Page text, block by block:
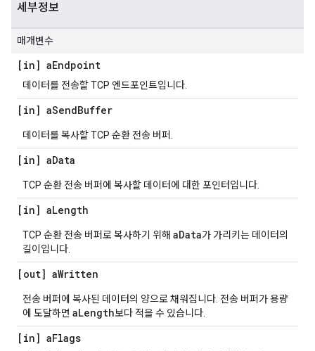
세부정보
매개변수
[in] aEndpoint
데이터를 전송할 TCP 엔드포인트입니다.
[in] aSendBuffer
데이터를 복사할 TCP 순환 전송 버퍼.
[in] aData
TCP 순환 전송 버퍼에 복사할 데이터에 대한 포인터입니다.
[in] aLength
TCP 순환 전송 버퍼로 복사하기 위해 aData가 가리키는 데이터의
길이입니다.
[out] aWritten
전송 버퍼에 복사된 데이터의 양으로 채워집니다. 전송 버퍼가 용량
에 도달하면 aLength보다 적을 수 있습니다.
[in] aFlags